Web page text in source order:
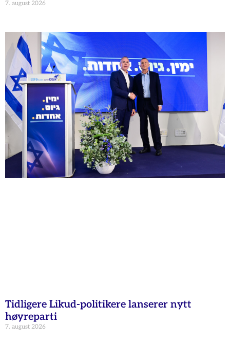
7. august 2026
Tidligere Likud-politikere lanserer nytt
høyreparti
7. august 2026